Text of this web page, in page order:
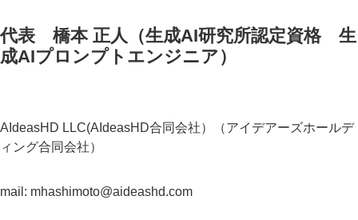
代表 橋本 正人（生成AI研究所認定資格 生
成AIプロンプトエンジニア）
AIdeasHD LLC(AIdeasHD合同会社）（アイデアーズホールデ
ィング合同会社）
mail: mhashimoto@aideashd.com